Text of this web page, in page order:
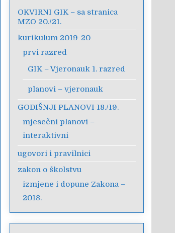
OKVIRNI GIK – sa stranica
MZO 20./21.
kurikulum 2019-20
prvi razred
GIK – Vjeronauk 1. razred
planovi – vjeronauk
GODIŠNJI PLANOVI 18./19.
mjesečni planovi –
interaktivni
ugovori i pravilnici
zakon o školstvu
izmjene i dopune Zakona –
2018.